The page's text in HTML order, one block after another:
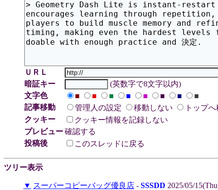
ＵＲＬ
暗証キー
(英数字で8文字以内)
文字色
■ ■ ■ ■ ■ ■ ■
■
記事移動
管理人の設定 移動しない
トップ
クッキー
クッキー情報を記録しない
プレビュー確認する
投稿後
このスレッドに戻る
ツリー表示
▼ スーパーコピーバッグ優良店 - SSSDD 2025/05/